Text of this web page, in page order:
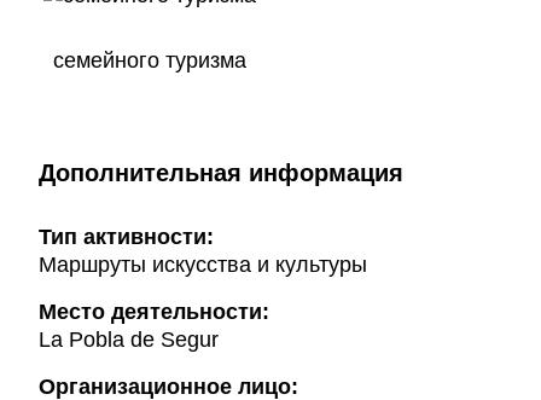
семейного туризма
Дополнительная информация
Тип активности:
Маршруты искусства и культуры
Mесто деятельности:
La Pobla de Segur
Организационное лицо: